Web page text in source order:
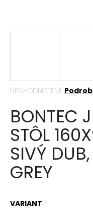
Priemerné
produktu
je
0,0
z
5
hviezdičiek.
NEOHODNOTENÉ
BONTEC
STÔL
SIVÝ
GREY
VARIANT
O
d
p
r